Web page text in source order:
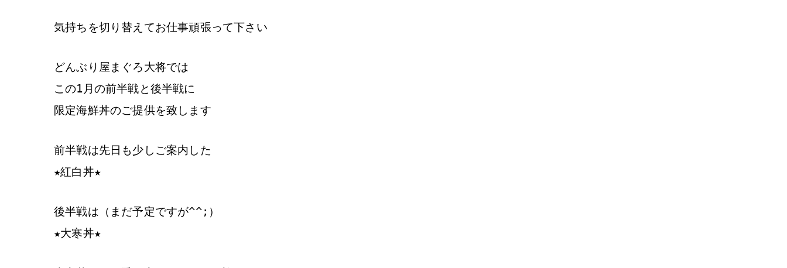
気持ちを切り替えてお仕事頑張って下さい
どんぶり屋まぐろ大将では
この1月の前半戦と後半戦に
限定海鮮丼のご提供を致します
前半戦は先日も少しご案内した
★紅白丼★
後半戦は（まだ予定ですが^^;）
★大寒丼★